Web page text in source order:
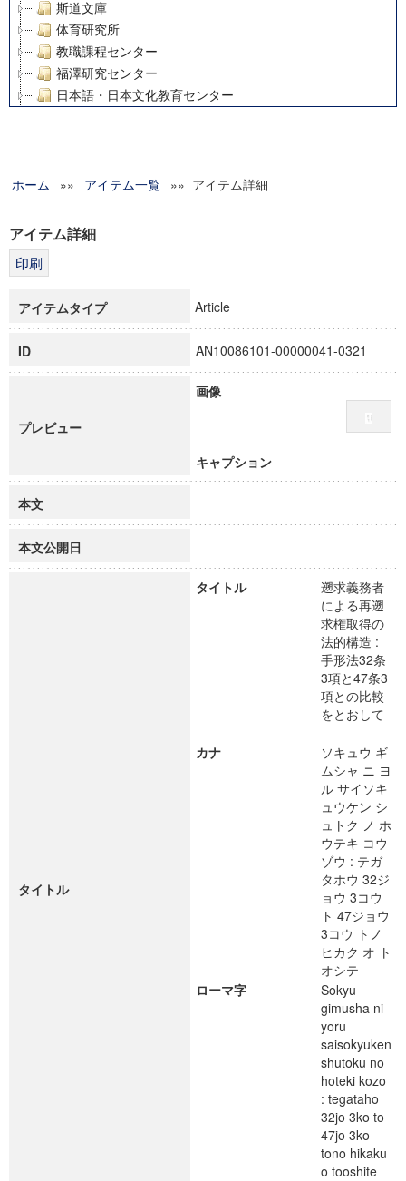
斯道文庫
体育研究所
教職課程センター
福澤研究センター
日本語・日本文化教育センター
グローバルリサーチインスティテュート
科学研究費補助金研究成果報告書
博士課程教育リーディングプログラム「超成熟社会発展のサ
ホーム »» アイテム一覧 »» アイテム詳細
アイテム詳細
アイテムタイプ Article
ID AN10086101-00000041-0321
プレビュー
画像
キャプション
本文
本文公開日
タイトル
タイトル
遡求義務者
による再遡
求権取得の
法的構造 :
手形法32条
3項と47条3
項との比較
をとおして
カナ
ソキュウ ギ
ムシャ ニ ヨ
ル サイソキ
ュウケン シ
ュトク ノ ホ
ウテキ コウ
ゾウ : テガ
タホウ 32ジ
ョウ 3コウ
ト 47ジョウ
3コウ トノ
ヒカク オ ト
オシテ
ローマ字
Sokyu
gimusha ni
yoru
saisokyuken
shutoku no
hoteki kozo
: tegataho
32jo 3ko to
47jo 3ko
tono hikaku
o tooshite